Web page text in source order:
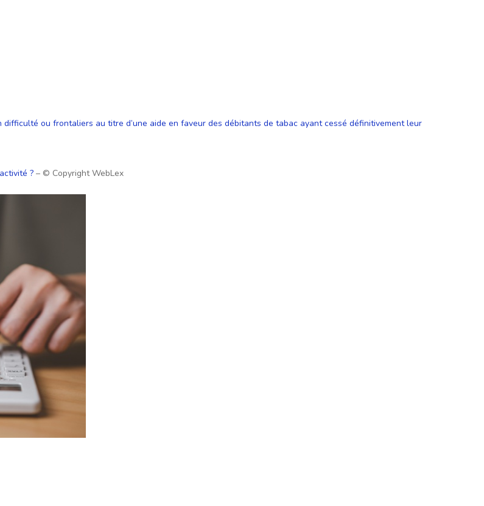
ou frontaliers au titre d’une aide en faveur des débitants de tabac ayant cessé définitivement leur
? – © Copyright WebLex